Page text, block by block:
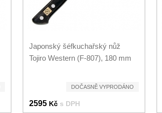
Japonský šéfkuchařský nůž
Tojiro Western (F-807), 180 mm
DOČASNĚ VYPRODÁNO
2595 Kč s DPH